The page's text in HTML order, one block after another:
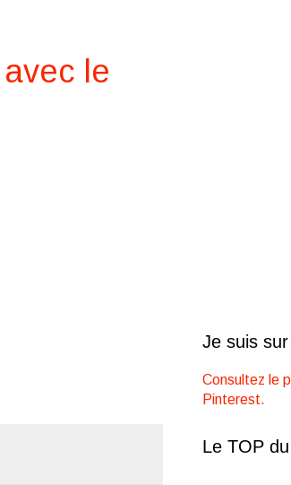
le
Je suis
Consultez le
Pinterest.
Le TOP